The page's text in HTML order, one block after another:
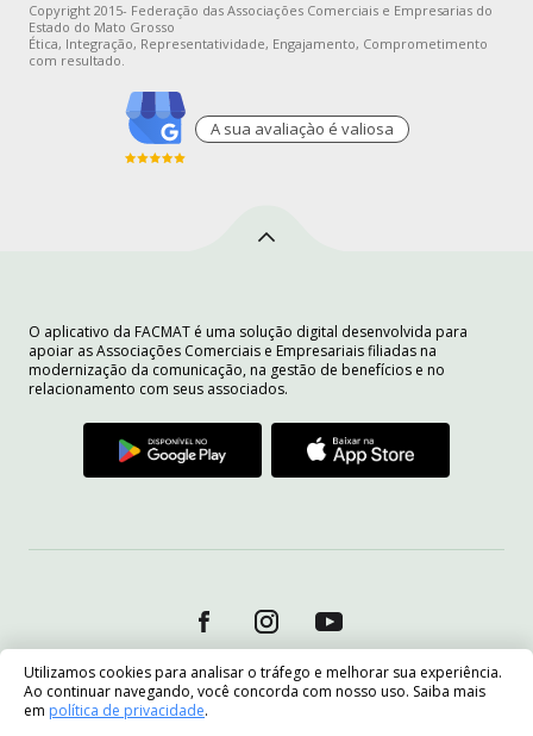
Utilizamos cookies para analisar o tráfego e melhorar sua experiência.
Ao continuar navegando, você concorda com nosso uso. Saiba mais
em política de privacidade.
Copyright 2015- Federação das Associações Comerciais e Empresarias do
Estado do Mato Grosso
Ética, Integração, Representatividade, Engajamento, Comprometimento
com resultado.
A sua avaliaçào é valiosa
O aplicativo da FACMAT é uma solução digital desenvolvida para
apoiar as Associações Comerciais e Empresariais filiadas na
modernização da comunicação, na gestão de benefícios e no
relacionamento com seus associados.